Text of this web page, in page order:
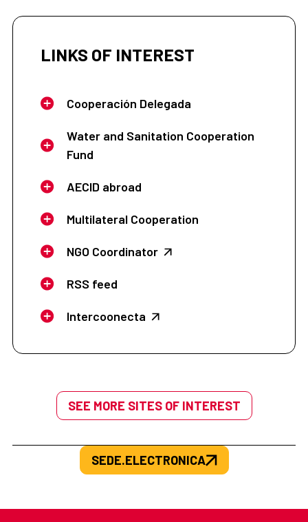
LINKS OF INTEREST
Cooperación Delegada
Water and Sanitation Cooperation
Fund
AECID abroad
Multilateral Cooperation
NGO Coordinator
RSS feed
Intercoonecta
SEE MORE SITES OF INTEREST
SEDE.ELECTRONICA